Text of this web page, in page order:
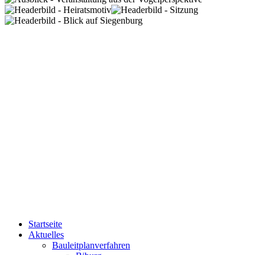
Startseite
Aktuelles
Bauleitplanverfahren